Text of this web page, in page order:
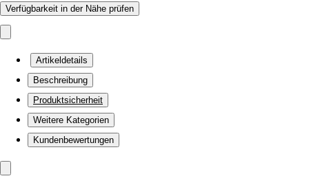
Verfügbarkeit in der Nähe prüfen
Artikeldetails
Beschreibung
Produktsicherheit
Weitere Kategorien
Kundenbewertungen